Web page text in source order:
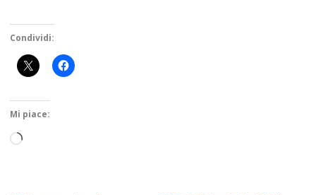
Condividi:
Mi piace:
Caricamento